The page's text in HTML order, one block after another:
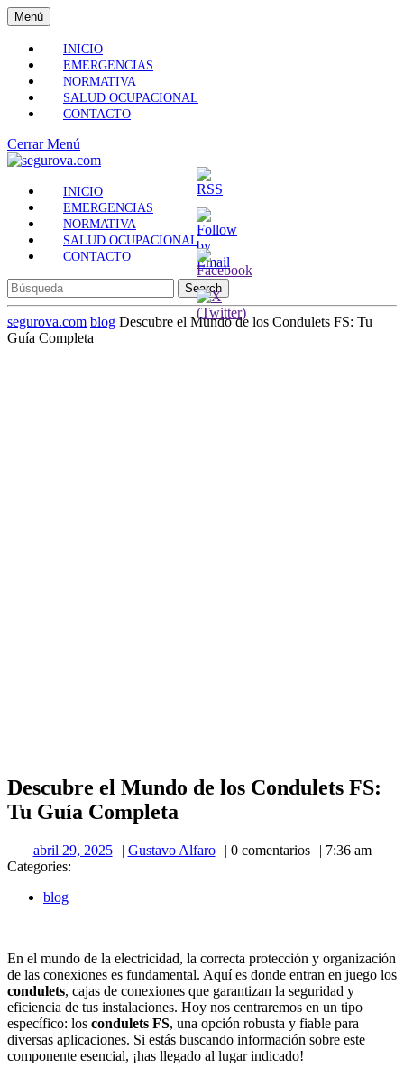
Skip
to
content
Skip
Content
MenúMenú
INICIO
EMERGENCIAS
NORMATIVA
SALUD OCUPACIONAL
CONTACTO
Cerrar Menú
Menú
INICIO
EMERGENCIAS
NORMATIVA
SALUD OCUPACIONAL
CONTACTO
Search
for:
segurova.com blog Descubre el Mundo de los Condulets FS: Tu
Guía Completa
Descubre el Mundo de los Condulets FS:
Tu Guía Completa
abril 29, 2025
abril
Gustavo Alfaro
Gustavo
0 comentarios
7:36 am
Categories:
blog
En el mundo de la electricidad, la correcta protección y organización
de las conexiones es fundamental. Aquí es donde entran en juego los
condulets, cajas de conexiones que garantizan la seguridad y
eficiencia de tus instalaciones. Hoy nos centraremos en un tipo
específico: los condulets FS, una opción robusta y fiable para
diversas aplicaciones. Si estás buscando información sobre este
componente esencial, ¡has llegado al lugar indicado!